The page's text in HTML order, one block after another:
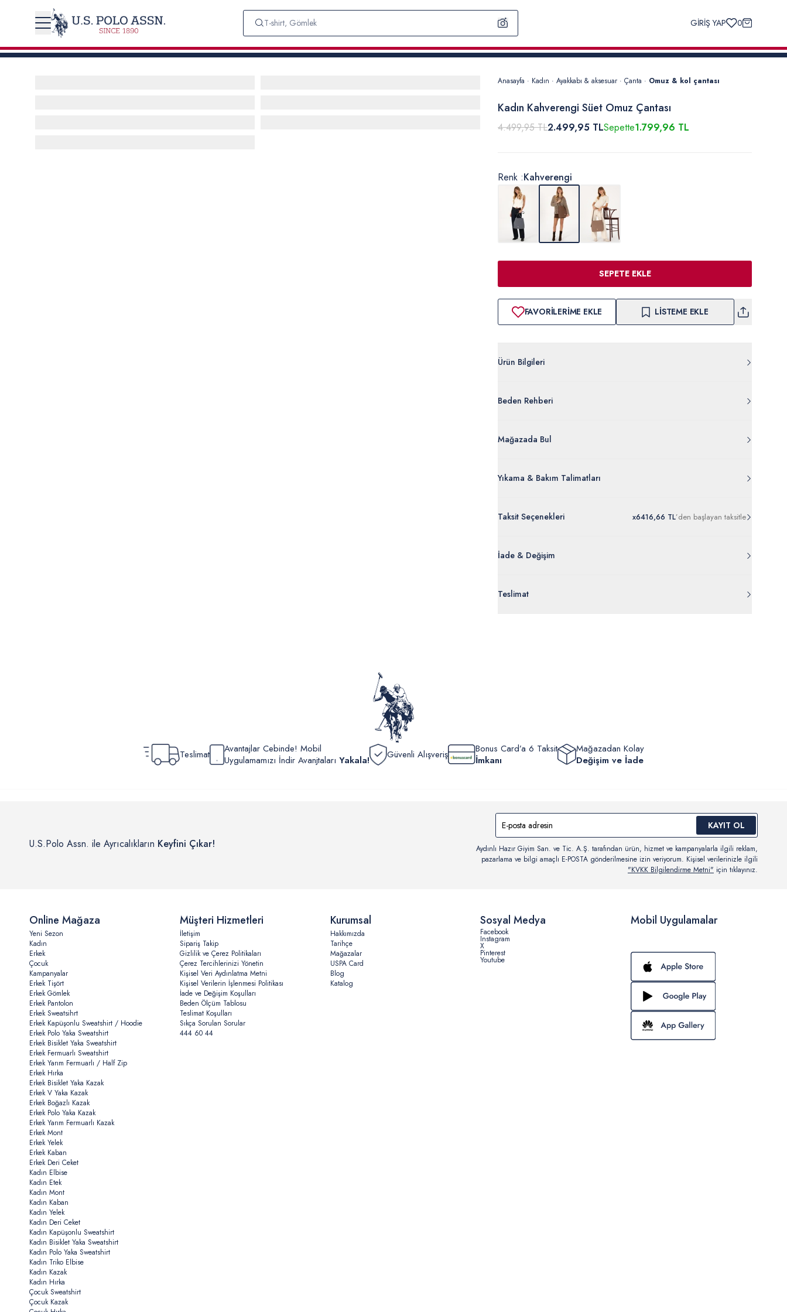
GİRİŞ YAP 0
Anasayfa · Kadın · Ayakkabı & aksesuar · Çanta · Omuz & kol çantası
Kadın Kahverengi Süet Omuz Çantası
4.499,95 TL2.499,95 TLSepette1.799,96 TL
Renk :Kahverengi
SEPETE EKLE
FAVORILERIME EKLE LISTEME EKLE
Ürün Bilgileri
%80 Polivinilklorur %18 Poliester %2 Poliuretan
Ürün Bilgileri Ayrıntılarını Görüntüle
Beden Rehberi
Mağazada Bul
Yıkama & Bakım Talimatları
Taksit Seçenekleri x6416,66 TL’den başlayan taksitle
İade & Değişim
ürünlerde
edilebilir.
Teslimat
Teslimat
Avantajlar Cebinde! Mobil
Uygulamamızı İndir Avanjtaları Yakala! Güvenli Alışveriş
Bonus Card’a 6 Taksit
İmkanı
Mağazadan Kolay
Değişim ve İade
U.S.Polo Assn. ile Ayrıcalıkların Keyfini Çıkar!
KAYIT OL
Aydınlı Hazır Giyim San. ve Tic. A.Ş. tarafından ürün, hizmet ve kampanyalarla ilgili reklam,
pazarlama ve bilgi amaçlı E-POSTA gönderilmesine izin veriyorum. Kişisel verilerinizle ilgili
"KVKK Bilgilendirme Metni" için tıklayınız.
Mobil Uygulamalar
Online Mağaza
Yeni Sezon
Kadın
Erkek
Çocuk
Kampanyalar
Erkek Tişört
Erkek Gömlek
Erkek Pantolon
Erkek Sweatsihrt
Erkek Kapüşonlu Sweatshirt / Hoodie
Erkek Polo Yaka Sweatshirt
Erkek Bisiklet Yaka Sweatshirt
Erkek Fermuarlı Sweatshirt
Erkek Yarım Fermuarlı / Half Zip
Erkek Hırka
Erkek Bisiklet Yaka Kazak
Erkek V Yaka Kazak
Erkek Boğazlı Kazak
Erkek Polo Yaka Kazak
Erkek Yarım Fermuarlı Kazak
Erkek Mont
Erkek Yelek
Erkek Kaban
Erkek Deri Ceket
Kadın Elbise
Kadın Etek
Kadın Mont
Kadın Kaban
Kadın Yelek
Kadın Deri Ceket
Kadın Kapüşonlu Sweatshirt
Kadın Bisiklet Yaka Sweatshirt
Kadın Polo Yaka Sweatshirt
Kadın Triko Elbise
Kadın Kazak
Kadın Hırka
Çocuk Sweatshirt
Çocuk Kazak
Müşteri Hizmetleri
İletişim
Sipariş Takip
Gizlilik ve Çerez Politikaları
Çerez Tercihlerinizi Yönetin
Kişisel Veri Aydınlatma Metni
Kişisel Verilerin İşlenmesi Politikası
İade ve Değişim Koşulları
Beden Ölçüm Tablosu
Teslimat Koşulları
Sıkça Sorulan Sorular
444 60 44
Kurumsal
Hakkımızda
Tarihçe
Mağazalar
USPA Card
Blog
Katalog
Sosyal Medya
Facebook
Instagram
X
Pinterest
Youtube